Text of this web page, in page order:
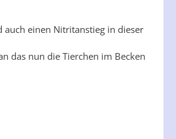
einen Nitritanstieg in dieser
das nun die Tierchen im Becken